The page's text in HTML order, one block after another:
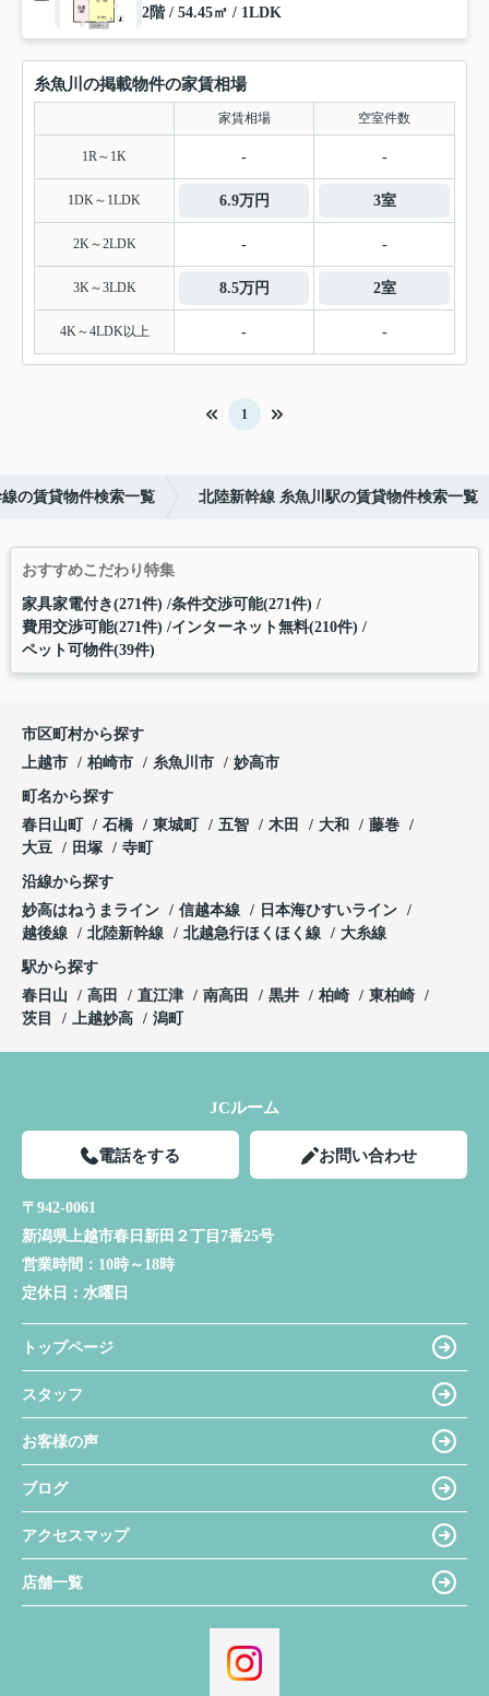
2階 / 54.45㎡ / 1LDK
糸魚川の掲載物件の家賃相場
家賃相場 空室件数
1R～1K - -
1DK～1LDK 6.9万円 3室
2K～2LDK - -
3K～3LDK 8.5万円 2室
4K～4LDK以上 - -
1
の賃貸物件検索一覧 北陸新幹線 糸魚川駅の賃貸物件検索一覧
おすすめこだわり特集
家具家電付き(271件) 条件交渉可能(271件)
費用交渉可能(271件) インターネット無料(210件)
ペット可物件(39件)
市区町村から探す
上越市
柏崎市 糸魚川市 妙高市
町名から探す
春日山町
石橋 東城町 五智 木田 大和
藤巻
大豆
田塚 寺町
沿線から探す
妙高はねうまライン
信越本線
日本海ひすいライン
越後線
北陸新幹線 北越急行ほくほく線 大糸線
駅から探す
春日山
高田 直江津 南高田 黒井 柏崎
東柏崎
茨目
上越妙高 潟町
JCルーム
電話をする お問い合わせ
〒942-0061
新潟県上越市春日新田２丁目7番25号
営業時間： 10時～18時
定休日： 水曜日
トップページ
スタッフ
お客様の声
ブログ
アクセスマップ
店舗一覧